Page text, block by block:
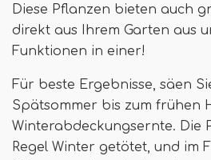
Diese Pflanzen bieten auch
direkt aus Ihrem Garten aus
Funktionen in einer!
Für beste Ergebnisse, säen
Spätsommer bis zum frühen
Winterabdeckungsernte. Die
Regel Winter getötet, und im